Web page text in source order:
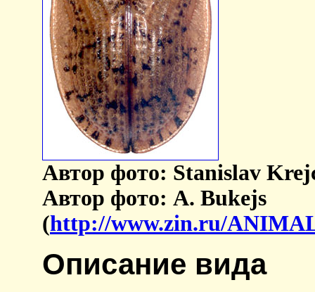
Автор фото: Stanislav
Автор фото: A. Bukejs
(http://www.zin.ru/
Описание вида